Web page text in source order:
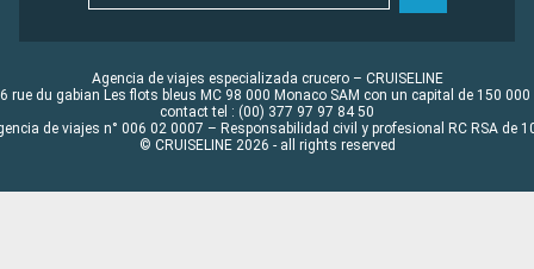
Agencia de viajes especializada crucero – CRUISELINE
rue du gabian Les flots bleus MC 98 000 Monaco SAM con un capital de 150 000
contact tel : (00) 377 97 97 84 50
de viajes n° 006 02 0007 – Responsabilidad civil y profesional RC RSA de
© CRUISELINE 2026 - all rights reserved